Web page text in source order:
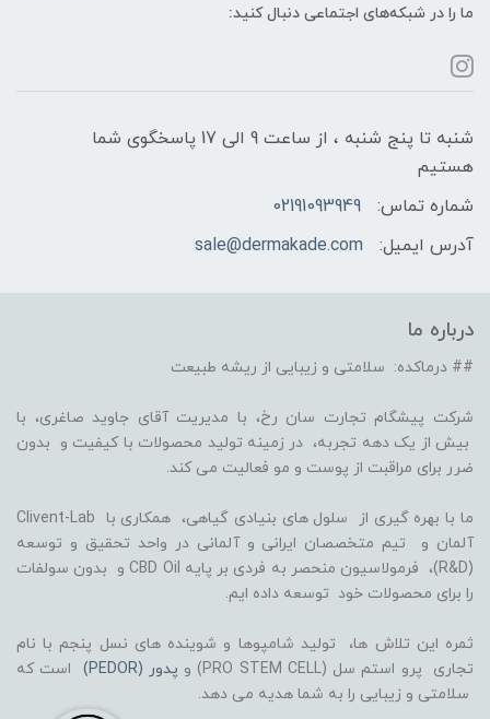
ما را در شبکه‌های اجتماعی دنبال کنید:
شنبه تا پنج شنبه ، از ساعت 9 الی 17 پاسخگوی شما
هستیم
شماره تماس:
02191093949
آدرس ایمیل:
sale@dermakade.com
درباره ما
## درماکده: سلامتی و زیبایی از ریشه طبیعت
شرکت پیشگام تجارت سان رخ، با مدیریت آقای جاوید صاغری، با
بیش از یک دهه تجربه، در زمینه تولید محصولات با کیفیت و بدون
ضرر برای مراقبت از پوست و مو فعالیت می کند.
ما با بهره گیری از سلول های بنیادی گیاهی، همکاری با Clivent-Lab
آلمان و تیم متخصصان ایرانی و آلمانی در واحد تحقیق و توسعه
(R&D)، فرمولاسیون منحصر به فردی بر پایه CBD Oil و بدون سولفات
را برای محصولات خود توسعه داده ایم.
ثمره این تلاش ها، تولید شامپوها و شوینده های نسل پنجم با نام
تجاری پرو استم سل (PRO STEM CELL) و
پدور (PEDOR)
است که
سلامتی و زیبایی را به شما هدیه می دهد.